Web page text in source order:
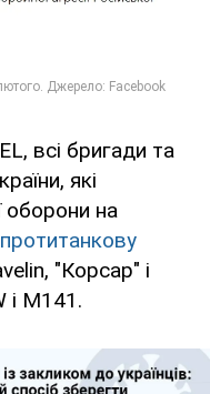
всі бригади та
які
оборони на
"Корсар" і
і М141.